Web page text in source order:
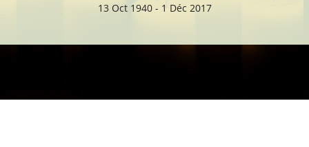
13 Oct 1940 - 1 Déc 2017